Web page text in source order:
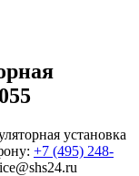
установка
+7 (495) 248-